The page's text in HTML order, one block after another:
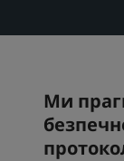
Prize by Radisson
Перегляньте
Ми